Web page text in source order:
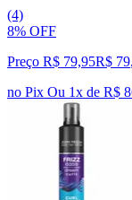
(4)
8% OFF
Preço R$ 79,95R$ 79,
no Pix Ou 1x de R$